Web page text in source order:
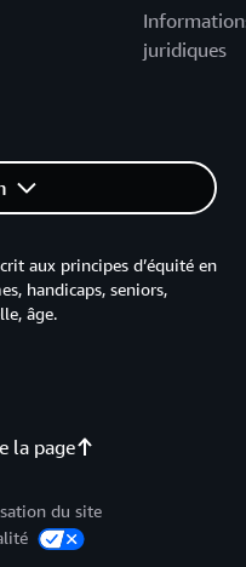
juridiques
la page
aux principes d’équité en
handicaps, seniors,
âge.
du site